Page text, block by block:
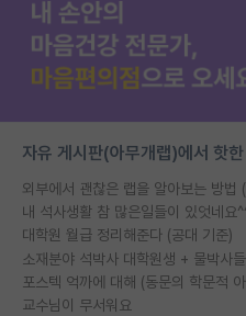
자유 게시판(아무개랩)에서 핫
외부에서 괜찮은 랩을 알아보는 방법
내 석사생활 참 많은일들이 있엇네요
대학원 월급 정리해준다 (공대 기준)
소재분야 석박사 대학원생 + 물박사
교수님이 무서워요